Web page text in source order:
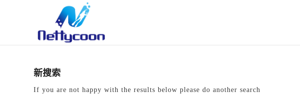
新搜索
If you are not happy with the results below please do another search